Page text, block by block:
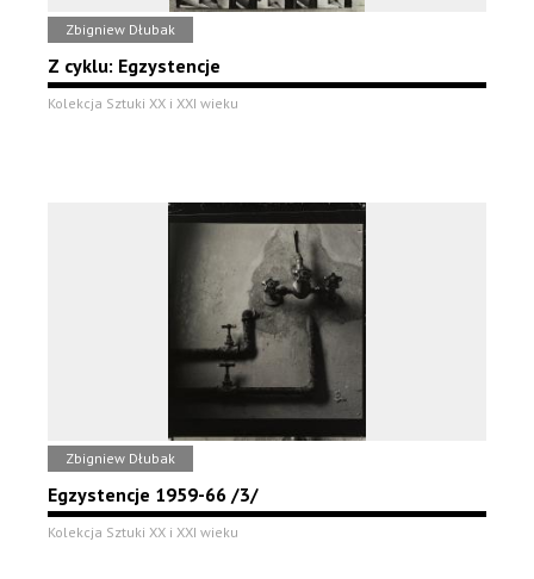
Zbigniew Dłubak
Z cyklu: Egzystencje
Kolekcja Sztuki XX i XXI wieku
Zbigniew Dłubak
Egzystencje 1959-66 /3/
Kolekcja Sztuki XX i XXI wieku